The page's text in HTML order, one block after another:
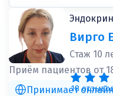
18
Вирго
Стаж 10
Приём пациентов от
Принимает